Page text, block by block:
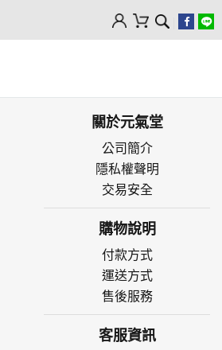
關於元氣堂
公司簡介
隱私權聲明
交易安全
購物說明
付款方式
運送方式
售後服務
客服資訊